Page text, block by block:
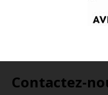
Contactez-